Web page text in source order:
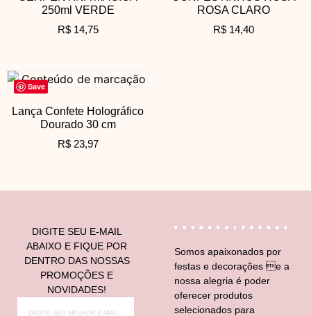
250ml VERDE
R$14,75
ROSA CLARO
R$14,40
Save
Lança Confete Holográfico
Dourado 30 cm
R$23,97
DIGITE SEU E-MAIL
ABAIXO E FIQUE POR
DENTRO DAS NOSSAS
PROMOÇÕES E
NOVIDADES!
Somos apaixonados por
festas e decorações e a
nossa alegria é poder
oferecer produtos
selecionados para